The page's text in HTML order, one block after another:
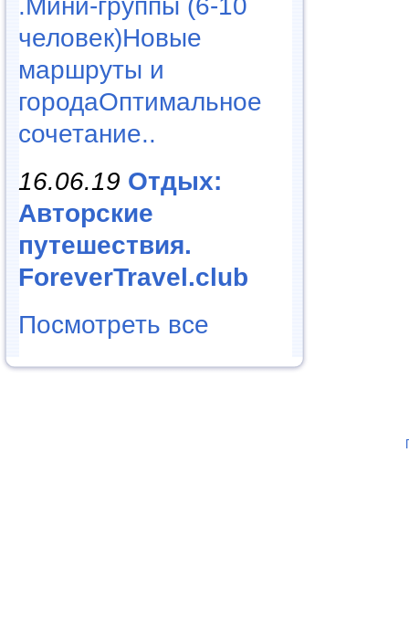
.Мини-группы (6-10
человек)Новые
маршруты и
городаОптимальное
сочетание..
16.06.19 Отдых:
Авторские
путешествия.
ForeverTravel.club
Посмотреть все